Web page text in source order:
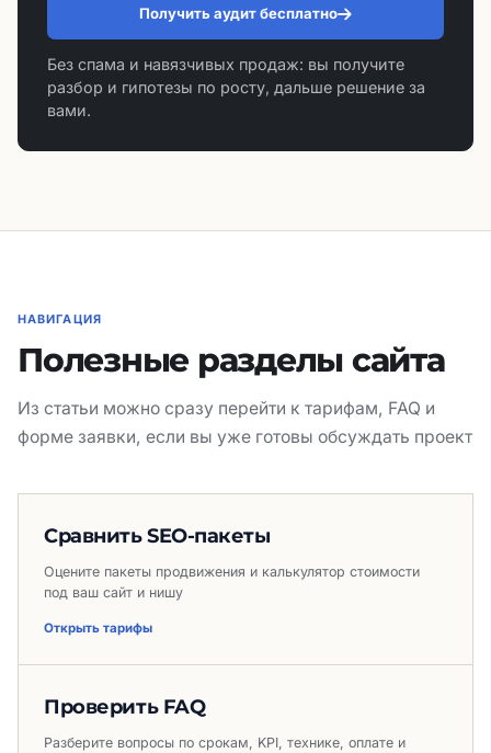
Получить аудит бесплатно
Без спама и навязчивых продаж: вы получите
разбор и гипотезы по росту, дальше решение за
вами.
НАВИГАЦИЯ
Полезные разделы сайта
Из статьи можно сразу перейти к тарифам, FAQ и
форме заявки, если вы уже готовы обсуждать проект
Сравнить SEO-пакеты
Оцените пакеты продвижения и калькулятор стоимости
под ваш сайт и нишу
Открыть тарифы
Проверить FAQ
Разберите вопросы по срокам, KPI, технике, оплате и